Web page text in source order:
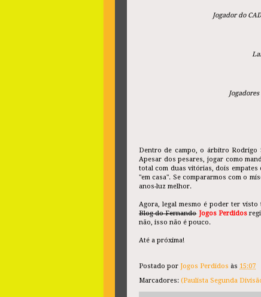
Jogador do
Dentro de campo, o árbitro
Apesar dos pesares, jogar como
total com duas vitórias, dois
"em casa". Se compararmos com o
anos-luz melhor.
Agora, legal mesmo é poder ter
Blog do Fernando Jogos Perdidos
não, isso não é pouco.
Até a próxima!
Postado por Jogos Perdidos às 15:07
Marcadores: (Paulista Segunda